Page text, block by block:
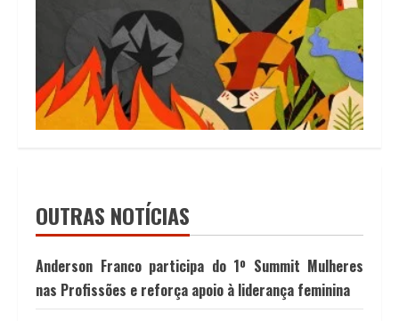
OUTRAS NOTÍCIAS
Anderson Franco participa do 1º Summit Mulheres
nas Profissões e reforça apoio à liderança feminina